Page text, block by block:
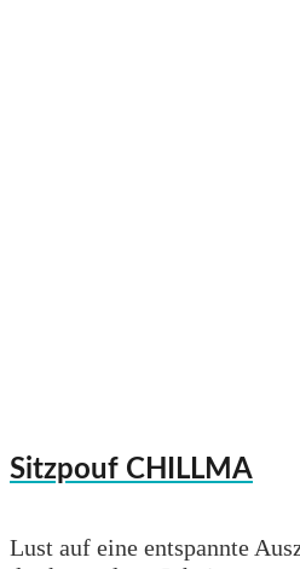
Sitzpouf CHILLMA
Lust auf eine entspannte